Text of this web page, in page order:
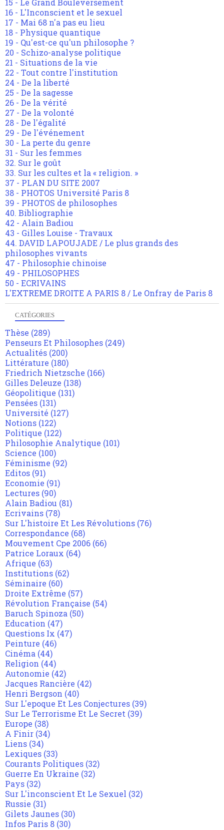
15 - Le Grand Bouleversement
16 - L'Inconscient et le sexuel
17 - Mai 68 n'a pas eu lieu
18 - Physique quantique
19 - Qu'est-ce qu'un philosophe ?
20 - Schizo-analyse politique
21 - Situations de la vie
22 - Tout contre l'institution
24 - De la liberté
25 - De la sagesse
26 - De la vérité
27 - De la volonté
28 - De l'égalité
29 - De l'événement
30 - La perte du genre
31 - Sur les femmes
32. Sur le goût
33. Sur les cultes et la « religion. »
37 - PLAN DU SITE 2007
38 - PHOTOS Université Paris 8
39 - PHOTOS de philosophes
40. Bibliographie
42 - Alain Badiou
43 - Gilles Louise - Travaux
44. DAVID LAPOUJADE / Le plus grands des
philosophes vivants
47 - Philosophie chinoise
49 - PHILOSOPHES
50 - ECRIVAINS
L'EXTREME DROITE A PARIS 8 / Le Onfray de Paris 8
CATÉGORIES
Thèse (289)
Penseurs Et Philosophes (249)
Actualités (200)
Littérature (180)
Friedrich Nietzsche (166)
Gilles Deleuze (138)
Géopolitique (131)
Pensées (131)
Université (127)
Notions (122)
Politique (122)
Philosophie Analytique (101)
Science (100)
Féminisme (92)
Editos (91)
Economie (91)
Lectures (90)
Alain Badiou (81)
Ecrivains (78)
Sur L'histoire Et Les Révolutions (76)
Correspondance (68)
Mouvement Cpe 2006 (66)
Patrice Loraux (64)
Afrique (63)
Institutions (62)
Séminaire (60)
Droite Extrême (57)
Révolution Française (54)
Baruch Spinoza (50)
Education (47)
Questions Ix (47)
Peinture (46)
Cinéma (44)
Religion (44)
Autonomie (42)
Jacques Rancière (42)
Henri Bergson (40)
Sur L'epoque Et Les Conjectures (39)
Sur Le Terrorisme Et Le Secret (39)
Europe (38)
A Finir (34)
Liens (34)
Lexiques (33)
Courants Politiques (32)
Guerre En Ukraine (32)
Pays (32)
Sur L'inconscient Et Le Sexuel (32)
Russie (31)
Gilets Jaunes (30)
Infos Paris 8 (30)